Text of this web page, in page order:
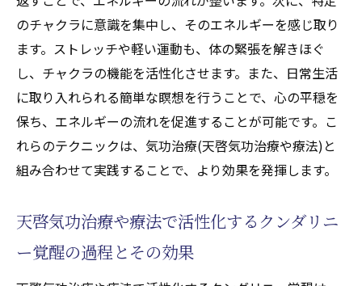
のチャクラに意識を集中し、そのエネルギーを感じ取り
ます。ストレッチや軽い運動も、体の緊張を解きほぐ
し、チャクラの機能を活性化させます。また、日常生活
に取り入れられる簡単な瞑想を行うことで、心の平穏を
保ち、エネルギーの流れを促進することが可能です。こ
れらのテクニックは、気功治療(天啓気功治療や療法)と
組み合わせて実践することで、より効果を発揮します。
天啓気功治療や療法で活性化するクンダリニ
ー覚醒の過程とその効果